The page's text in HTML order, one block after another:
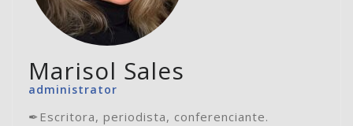
Marisol Sales
administrator
✒Escritora, periodista, conferenciante.